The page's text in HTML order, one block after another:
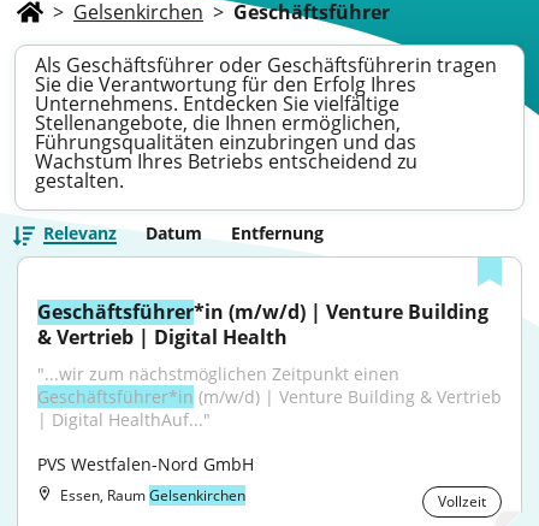
> Gelsenkirchen > Geschäftsführer
Als Geschäftsführer oder Geschäftsführerin tragen
Sie die Verantwortung für den Erfolg Ihres
Unternehmens. Entdecken Sie vielfältige
Stellenangebote, die Ihnen ermöglichen,
Führungsqualitäten einzubringen und das
Wachstum Ihres Betriebs entscheidend zu
gestalten.
Relevanz Datum Entfernung
Geschäftsführer*in (m/w/d) | Venture Building
& Vertrieb | Digital Health
Geschäftsführer*in (m/w/d) | Venture Building & Vertrieb
| Digital HealthAuf..."
PVS Westfalen-Nord GmbH
Essen, RaumGelsenkirchen Vollzeit